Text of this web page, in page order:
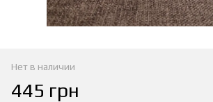
Нет в наличии
445 грн